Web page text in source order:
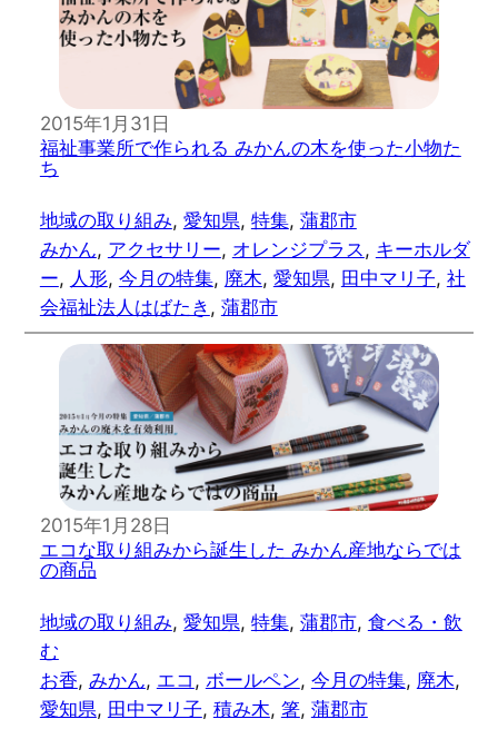
2015年1月31日
福祉事業所で作られる みかんの木を使った小物た
ち
地域の取り組み, 愛知県, 特集, 蒲郡市
みかん, アクセサリー, オレンジプラス, キーホルダ
ー, 人形, 今月の特集, 廃木, 愛知県, 田中マリ子, 社
会福祉法人はばたき , 蒲郡市
2015年1月28日
エコな取り組みから誕生した みかん産地ならでは
の商品
地域の取り組み, 愛知県, 特集, 蒲郡市, 食べる・飲
む
お香, みかん, エコ , ボールペン, 今月の特集, 廃木
愛知県, 田中マリ子, 積み木, 箸, 蒲郡市